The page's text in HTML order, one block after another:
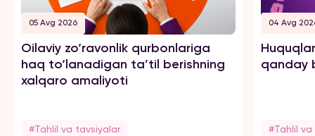
05 Avg 2026
Oilaviy zo‘ravonlik qurbonlariga
haq to‘lanadigan ta’til berishning
xalqaro amaliyoti
#Tahlil va tavsiyalar
04 Avg
qanday
#Tahlil